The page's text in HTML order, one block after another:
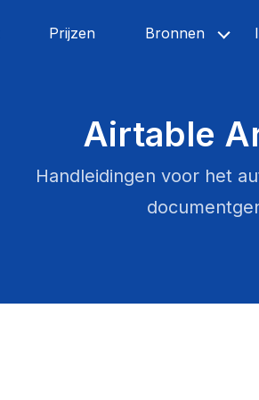
Prijzen Bronnen
Airtable
Handleidingen voor het